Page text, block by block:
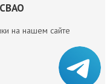
на нашем сайте